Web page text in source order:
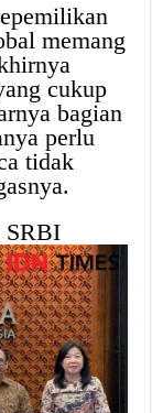
memang
cukup
bagian
perlu
tidak
SRBI